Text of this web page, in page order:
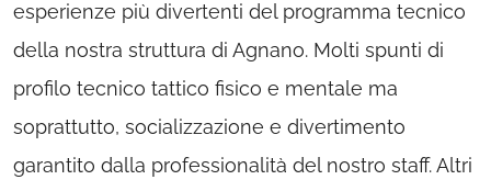
esperienze più divertenti del programma tecnico
della nostra struttura di Agnano. Molti spunti di
profilo tecnico tattico fisico e mentale ma
soprattutto, socializzazione e divertimento
garantito dalla professionalità del nostro staff. Altri